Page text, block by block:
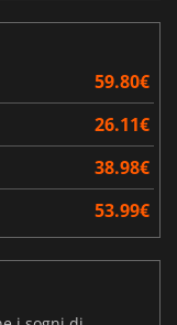
59.80€
26.11€
38.98€
53.99€